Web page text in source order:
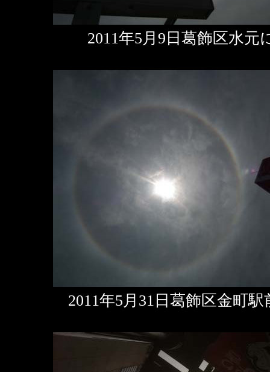
2011年5月9日葛飾区水元
2011年5月31日葛飾区金町